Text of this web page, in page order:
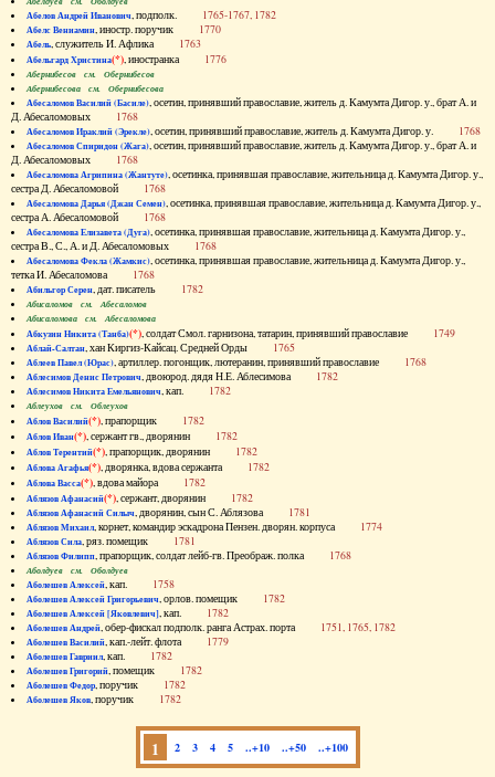
Абелов Андрей Иванович, подполк. 1765-1767, 1782
Абелс Вениамин, иностр. поручик 1770
Абель, служитель И. Афлика 1763
Абельгард Христина(*), иностранка 1776
Абернибесов см. Обернибесов
Абернибесова см. Обернибесова
Абесаломов Василий (Басиле), осетин, принявший православие, житель д. Камумта Дигор. у., брат А. и
Д. Абесаломовых 1768
Абесаломов Ираклий (Эрекле), осетин, принявший православие, житель д. Камумта Дигор. у. 1768
Абесаломов Спиридон (Жага), осетин, принявший православие, житель д. Камумта Дигор. у., брат А. и
Д. Абесаломовых 1768
Абесаломова Агрипина (Жантуте), осетинка, принявшая православие, жительница д. Камумта Дигор. у.,
сестра Д. Абесаломовой 1768
Абесаломова Дарья (Джан Семен), осетинка, принявшая православие, жительница д. Камумта Дигор. у.,
сестра А. Абесаломовой 1768
Абесаломова Елизавета (Дуга), осетинка, принявшая православие, жительница д. Камумта Дигор. у.,
сестра В., С., А. и Д. Абесаломовых 1768
Абесаломова Фекла (Жамкис), осетинка, принявшая православие, жительница д. Камумта Дигор. у.,
тетка И. Абесаломова 1768
Абильгор Серен, дат. писатель 1782
Абисаломов см. Абесаломов
Абисаломова см. Абесаломова
Абкузин Никита (Танба)(*), солдат Смол. гарнизона, татарин, принявший православие 1749
Аблай-Салтан, хан Киргиз-Кайсац. Средней Орды 1765
Аблеев Павел (Юрас), артиллер. погонщик, лютеранин, принявший православие 1768
Аблесимов Денис Петрович, двоюрод. дядя Н.Е. Аблесимова 1782
Аблесимов Никита Емельянович, кап. 1782
Аблеухов см. Облеухов
Аблов Василий(*), прапорщик 1782
Аблов Иван(*), сержант гв., дворянин 1782
Аблов Терентий(*), прапорщик, дворянин 1782
Аблова Агафья(*), дворянка, вдова сержанта 1782
Аблова Васса(*), вдова майора 1782
Аблязов Афанасий(*), сержант, дворянин 1782
Аблязов Афанасий Силыч, дворянин, сын С. Аблязова 1781
Аблязов Михаил, корнет, командир эскадрона Пензен. дворян. корпуса 1774
Аблязов Сила, ряз. помещик 1781
Аблязов Филипп, прапорщик, солдат лейб-гв. Преображ. полка 1768
Аболдуев см. Оболдуев
Аболешев Алексей, кап. 1758
Аболешев Алексей Григорьевич, орлов. помещик 1782
Аболешев Алексей [Яковлевич], кап. 1782
Аболешев Андрей, обер-фискал подполк. ранга Астрах. порта 1751, 1765, 1782
Аболешев Василий, кап.-лейт. флота 1779
Аболешев Гавриил, кап. 1782
Аболешев Григорий, помещик 1782
Аболешев Федор, поручик 1782
Аболешев Яков, поручик 1782
1 2 3 4 5 ..+10 ..+50 ..+100